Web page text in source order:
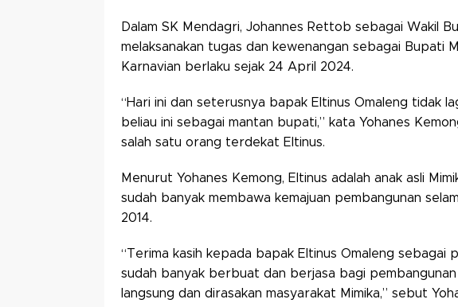
Dalam SK Mendagri, Johannes Rettob sebagai Wakil
melaksanakan tugas dan kewenangan sebagai Bupati
Karnavian berlaku sejak 24 April 2024.
“Hari ini dan seterusnya bapak Eltinus Omaleng tidak
beliau ini sebagai mantan bupati,” kata Yohanes
salah satu orang terdekat Eltinus.
Menurut Yohanes Kemong, Eltinus adalah anak asli
sudah banyak membawa kemajuan pembangunan
2014.
“Terima kasih kepada bapak Eltinus Omaleng sebagai
sudah banyak berbuat dan berjasa bagi pembangunan
langsung dan dirasakan masyarakat Mimika,” sebut